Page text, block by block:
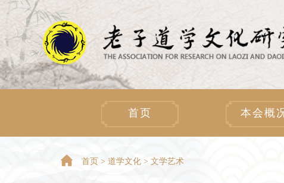
首页 本会概
首页 > 道学文化 > 文学艺术